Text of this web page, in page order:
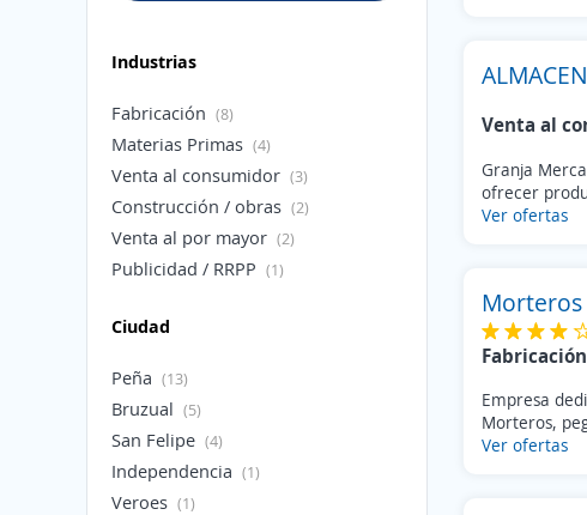
Industrias
Fabricación (8)
Materias Primas (4)
Venta al consumidor (3)
Construcción / obras (2)
Venta al por mayor (2)
Publicidad / RRPP (1)
Salud / Medicina
RRHH / Personal
Ciudad
Peña (13)
Bruzual (5)
San Felipe (4)
Independencia (1)
Veroes (1)
Venta al
Granja
ofrecer
Ver ofertas
Morteros
Fabricación
Empresa
Morteros,
Ver ofertas